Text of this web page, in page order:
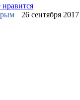
26 сентября